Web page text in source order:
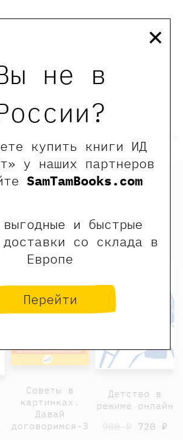
не в
купить книги ИД
у наших партнеров
SamTamBooks.com
и быстрые
доставки со склада в
Европе
Перейти
×
Отзывы
Оставить отзыв
пользователи сайта
серии
-20%
Советы в
картинках.
Давай
договоримся-3
Хит -20%
Детство в
режиме онлайн
900 ₽ 720 ₽